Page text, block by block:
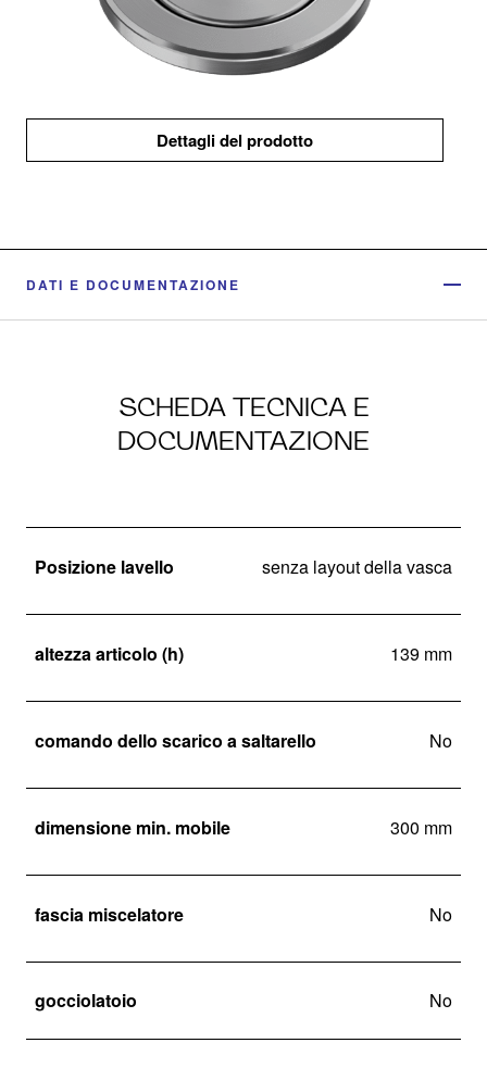
Dettagli del prodotto
DATI E DOCUMENTAZIONE
SCHEDA TECNICA E
DOCUMENTAZIONE
Posizione lavello senza layout della vasca
altezza articolo (h) 139 mm
comando dello scarico a saltarello No
dimensione min. mobile 300 mm
fascia miscelatore No
gocciolatoio No